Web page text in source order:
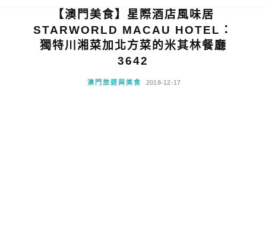
【澳門美食】星際酒店風味居
STARWORLD MACAU HOTEL：
獨特川湘菜加北方菜的米其林餐廳
3642
澳門旅遊與美食 2018-12-17